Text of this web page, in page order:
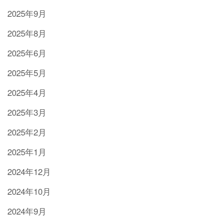
2025年9月
2025年8月
2025年6月
2025年5月
2025年4月
2025年3月
2025年2月
2025年1月
2024年12月
2024年10月
2024年9月